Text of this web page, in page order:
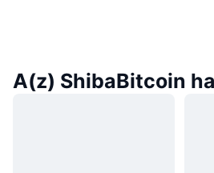
A(z) ShibaBitcoin